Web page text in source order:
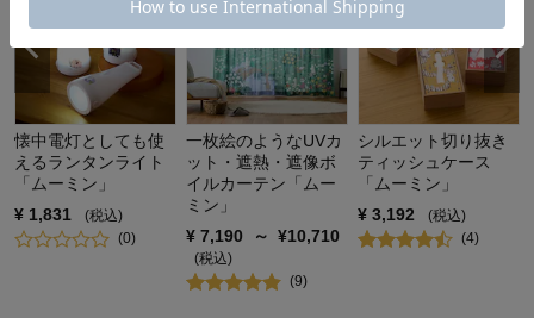
懐中電灯としても使
えるランタンライト
「ムーミン」
¥ 1,831
(税込)
(0)
一枚絵のようなUVカ
ット・遮熱・遮像ボ
イルカーテン「ムー
ミン」
¥ 7,190 ～ ¥10,710
(税込)
(9)
シルエット切り抜き
ティッシュケース
「ムーミン」
¥ 3,192
(税込)
(4)